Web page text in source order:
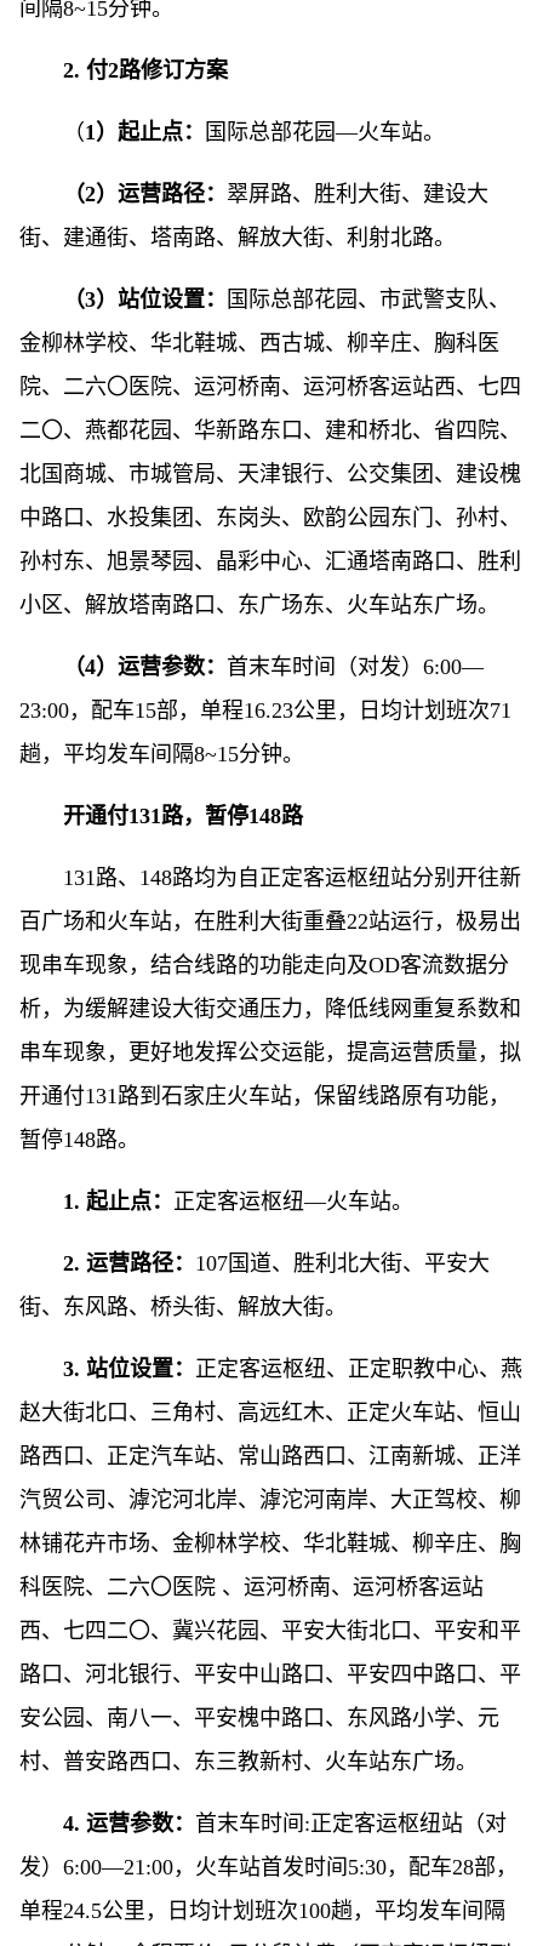
间隔8~15分钟。
2. 付2路修订方案
（1）起止点： 国际总部花园—火车站。
（2）运营路径： 翠屏路、胜利大街、建设大
街、建通街、塔南路、解放大街、利射北路。
（3）站位设置：
国际总部花园、市武警支队、
金柳林学校、华北鞋城、西古城、柳辛庄、胸科医
院、二六〇医院、运河桥南、运河桥客运站西、七四
二〇、燕都花园、华新路东口、建和桥北、省四院、
北国商城、市城管局、天津银行、公交集团、建设槐
中路口、水投集团、东岗头、欧韵公园东门、孙村、
孙村东、旭景琴园、晶彩中心、汇通塔南路口、胜利
小区、解放塔南路口、东广场东、火车站东广场。
（4）运营参数： 首末车时间（对发）6:00—
23:00，配车15部，单程16.23公里，日均计划班次71
趟，平均发车间隔8~15分钟。
开通付131路，暂停148路
131路、148路均为自正定客运枢纽站分别开往新
百广场和火车站，在胜利大街重叠22站运行，极易出
现串车现象，结合线路的功能走向及OD客流数据分
析，为缓解建设大街交通压力，降低线网重复系数和
串车现象，更好地发挥公交运能，提高运营质量，拟
开通付131路到石家庄火车站，保留线路原有功能，
暂停148路。
1. 起止点： 正定客运枢纽—火车站。
2. 运营路径： 107国道、胜利北大街、平安大
街、东风路、桥头街、解放大街。
3. 站位设置： 正定客运枢纽、正定职教中心、燕
赵大街北口、三角村、高远红木、正定火车站、恒山
路西口、正定汽车站、常山路西口、江南新城、正洋
汽贸公司、滹沱河北岸、滹沱河南岸、大正驾校、柳
林铺花卉市场、金柳林学校、华北鞋城、柳辛庄、胸
科医院、二六〇医院 、运河桥南、运河桥客运站
西、七四二〇、冀兴花园、平安大街北口、平安和平
路口、河北银行、平安中山路口、平安四中路口、平
安公园、南八一、平安槐中路口、东风路小学、元
村、普安路西口、东三教新村、火车站东广场。
4. 运营参数： 首末车时间:正定客运枢纽站（对
发）6:00—21:00，火车站首发时间5:30，配车28部，
单程24.5公里，日均计划班次100趟，平均发车间隔